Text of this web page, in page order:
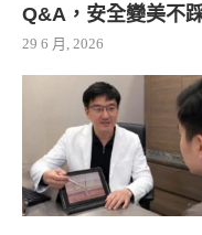
Q&A，安全變美不
29 6 月, 2026